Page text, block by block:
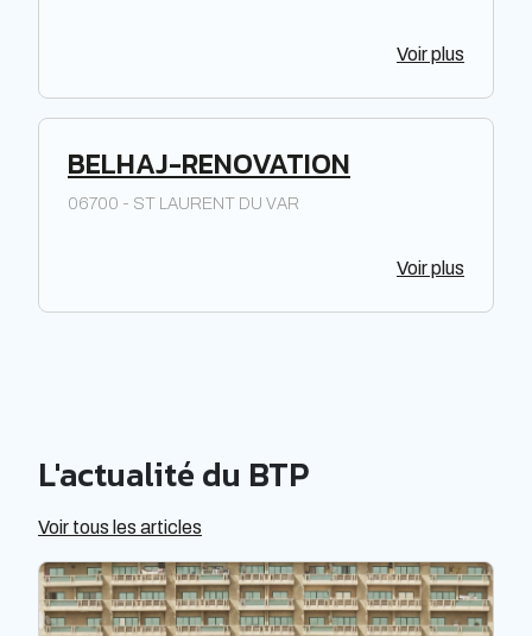
Voir plus
BELHAJ-RENOVATION
06700 - ST LAURENT DU VAR
Voir plus
L'actualité du BTP
Voir tous les articles